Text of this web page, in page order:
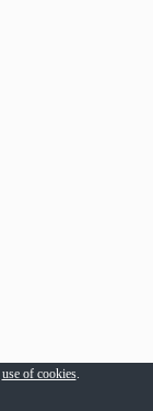
use of cookies.